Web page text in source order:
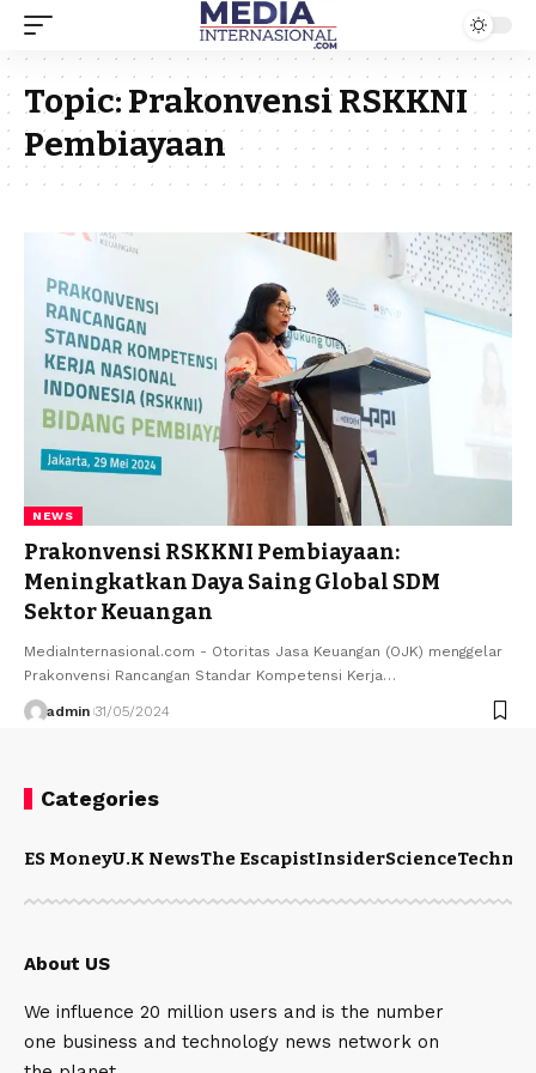
Topic: Prakonvensi RSKKNI
Pembiayaan
NEWS
Prakonvensi RSKKNI Pembiayaan:
Meningkatkan Daya Saing Global SDM
Sektor Keuangan
MediaInternasional.com - Otoritas Jasa Keuangan (OJK) menggelar
Prakonvensi Rancangan Standar Kompetensi Kerja…
admin 31/05/2024
Categories
ES MoneyU.K NewsThe EscapistInsiderScience
About US
We influence 20 million users and is the number
one business and technology news network on